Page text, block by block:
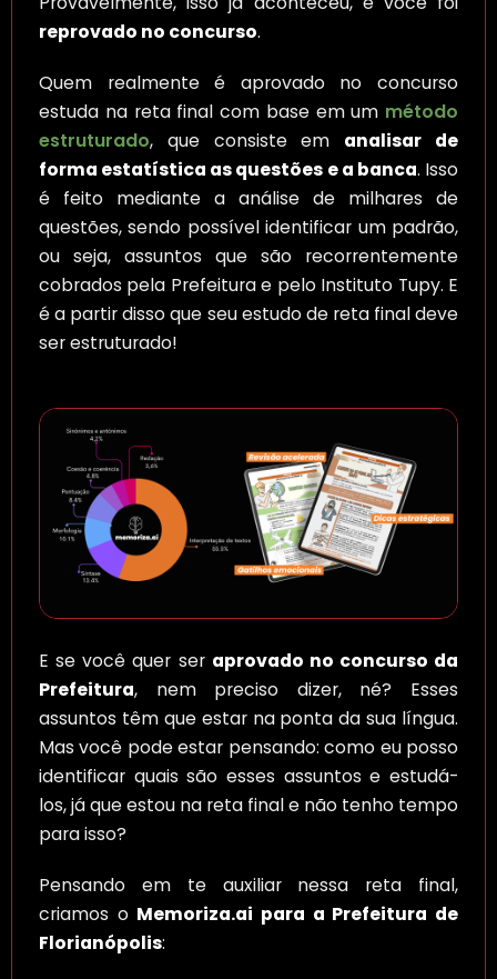
reprovado no concurso.
Quem realmente é aprovado no concurso
estuda na reta final com base em um método
estruturado, que consiste em analisar de
forma estatística as questões e a banca. Isso
é feito mediante a análise de milhares de
questões, sendo possível identificar um padrão,
ou seja, assuntos que são recorrentemente
cobrados pela Prefeitura e pelo Instituto Tupy. E
é a partir disso que seu estudo de reta final deve
ser estruturado!
E se você quer ser aprovado no concurso da
Prefeitura, nem preciso dizer, né? Esses
assuntos têm que estar na ponta da sua língua.
Mas você pode estar pensando: como eu posso
identificar quais são esses assuntos e estudá-
los, já que estou na reta final e não tenho tempo
para isso?
Pensando em te auxiliar nessa reta final,
criamos o Memoriza.ai para a Prefeitura de
Florianópolis: